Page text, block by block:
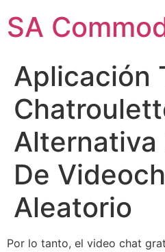
SA
Aplicación
Alternativa
De
Aleatorio
Por lo tanto, el video chat